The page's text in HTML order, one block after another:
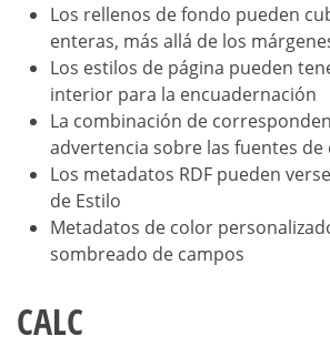
Los rellenos de fondo pueden
enteras, más allá de los
Los estilos de página pueden
interior para la encuadernación
La combinación de
advertencia sobre las fuentes
Los metadatos RDF pueden
de Estilo
Metadatos de color
sombreado de campos
CALC